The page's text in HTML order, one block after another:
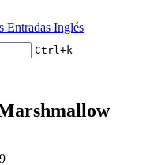
Entradas Inglés
Ctrl+k